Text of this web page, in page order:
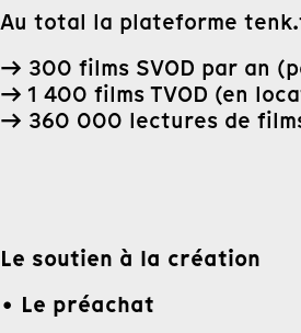
Au total la plateforme
→ 300 films SVOD par an
→ 1 400 films TVOD (en
→ 360 000 lectures de
Le soutien à la création
• Le préachat